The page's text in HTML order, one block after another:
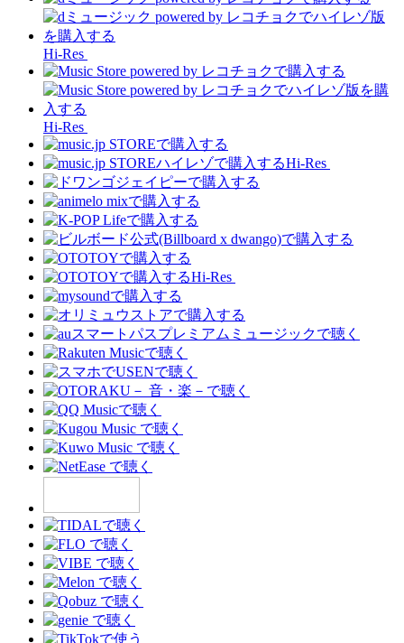
Hi-Res
Hi-Res
Hi-Res
Hi-Res